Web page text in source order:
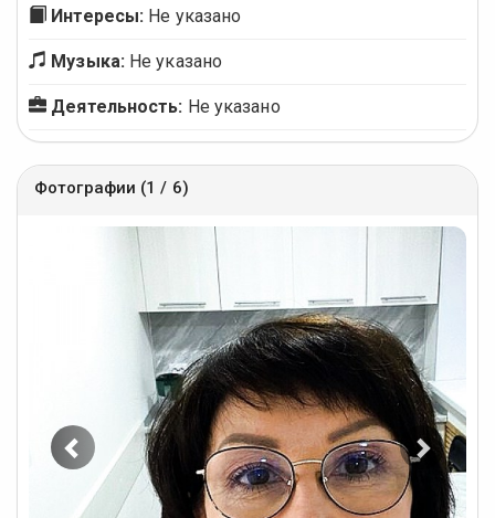
Интересы: Не указано
Музыка: Не указано
Деятельность: Не указано
Фотографии (1 / 6)
Предыдущее
фото
фото